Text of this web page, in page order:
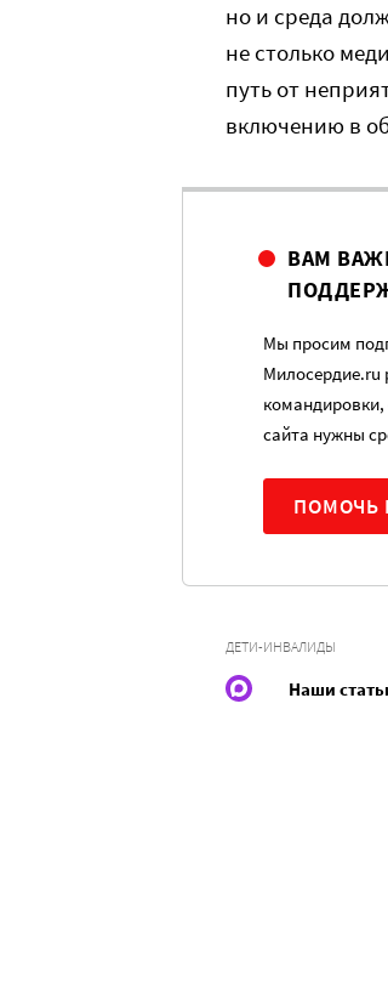
но и среда
не столько
путь от
включению в
ВАМ
Мы просим
Милосердие.ru
сайта нужны
ПОМОЧЬ
ДЕТИ-ИНВАЛИДЫ
Наши